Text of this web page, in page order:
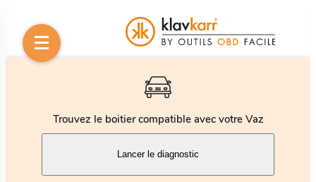
Trouvez le boitier compatible avec votre Vaz
Lancer le diagnostic